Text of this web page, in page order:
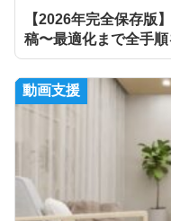
【2026年完全保存版
稿〜最適化まで全手
動画支援